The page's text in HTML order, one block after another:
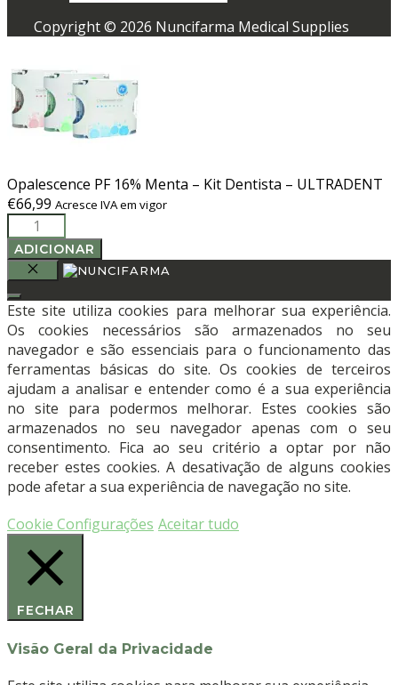
Copyright © 2026 Nuncifarma Medical Supplies
Opalescence PF 16% Menta – Kit Dentista – ULTRADENT
€66,99 Acresce IVA em vigor
Quantidade
de
Opalescence
PF
16%
Menta
-
Kit
Dentista
-
ULTRADENT
ADICIONAR
Este site utiliza cookies para melhorar sua experiência.
Os cookies necessários são armazenados no seu
navegador e são essenciais para o funcionamento das
ferramentas básicas do site. Os cookies de terceiros
ajudam a analisar e entender como é a sua experiência
no site para podermos melhorar. Estes cookies são
armazenados no seu navegador apenas com o seu
consentimento. Fica ao seu critério a optar por não
receber estes cookies. A desativação de alguns cookies
pode afetar a sua experiência de navegação no site.
Cookie Configurações Aceitar tudo
FECHAR
Visão Geral da Privacidade